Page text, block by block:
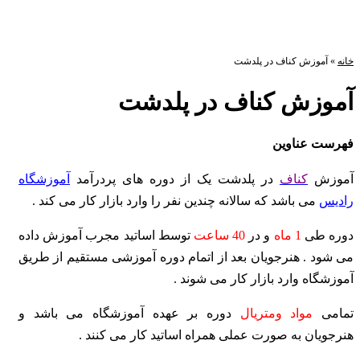
خانه » آموزش کناف در پلدشت
آموزش کناف در پلدشت
فهرست عناوین
آموزش کناف در پلدشت یک از دوره های پردرآمد
آموزشگاه
رادیس می باشد که سالانه چندین نفر را وارد بازار کار می کند .
دوره طی 1 ماه و در
توسط اساتید مجرب آموزش داده
می شود . هنرجویان بعد از اتمام دوره آموزشی مستقیم از طریق
آموزشگاه وارد بازار کار می شوند .
تمامی مواد ومتریال
دوره بر عهده آموزشگاه می باشد و
هنرجویان به صورت عملی همراه اساتید کار می کنند .